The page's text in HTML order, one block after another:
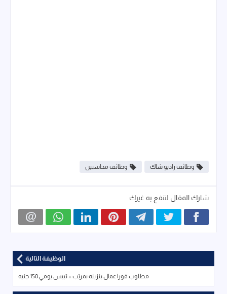
وظائف راديو شاك وظائف محاسبين
شارك المقال لتنفع به غيرك
الوظيفة التالية
مطلوب فورا عمال بنزينه بمرتب + تيبس يومي 150 جنيه